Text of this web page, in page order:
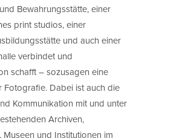
Bewahrungsstätte, einer
print studios, einer
und auch einer
verbindet und
schafft – sozusagen eine
Dabei ist auch die
Kommunikation mit und unter
Archiven,
Museen und Institutionen im